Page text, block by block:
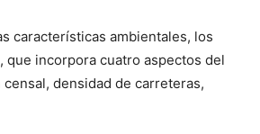
características ambientales, los
incorpora cuatro aspectos del
densidad de carreteras,